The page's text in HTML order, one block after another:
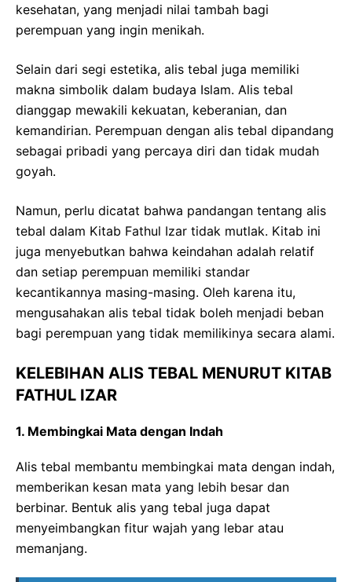
kesehatan, yang menjadi nilai tambah bagi
perempuan yang ingin menikah.
Selain dari segi estetika, alis tebal juga memiliki
makna simbolik dalam budaya Islam. Alis tebal
dianggap mewakili kekuatan, keberanian, dan
kemandirian. Perempuan dengan alis tebal dipandang
sebagai pribadi yang percaya diri dan tidak mudah
goyah.
Namun, perlu dicatat bahwa pandangan tentang alis
tebal dalam Kitab Fathul Izar tidak mutlak. Kitab ini
juga menyebutkan bahwa keindahan adalah relatif
dan setiap perempuan memiliki standar
kecantikannya masing-masing. Oleh karena itu,
mengusahakan alis tebal tidak boleh menjadi beban
bagi perempuan yang tidak memilikinya secara alami.
KELEBIHAN ALIS TEBAL MENURUT KITAB
FATHUL IZAR
1. Membingkai Mata dengan Indah
Alis tebal membantu membingkai mata dengan indah,
memberikan kesan mata yang lebih besar dan
berbinar. Bentuk alis yang tebal juga dapat
menyeimbangkan fitur wajah yang lebar atau
memanjang.